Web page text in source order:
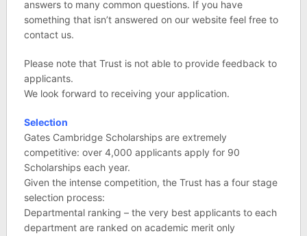
answers to many common questions. If you have
something that isn’t answered on our website feel free to
contact us.
Please note that Trust is not able to provide feedback to
applicants.
We look forward to receiving your application.
Selection
Gates Cambridge Scholarships are extremely
competitive: over 4,000 applicants apply for 90
Scholarships each year.
Given the intense competition, the Trust has a four stage
selection process:
Departmental ranking – the very best applicants to each
department are ranked on academic merit only